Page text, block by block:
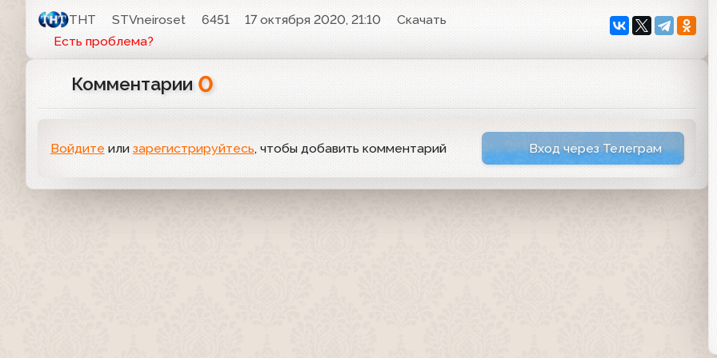
ТНТ STVneiroset 6451 17 октября 2020, 21:10
Скачать
Есть проблема?
Комментарии 0
Войдите или зарегистрируйтесь, чтобы добавить комментарий Вход через Телеграм